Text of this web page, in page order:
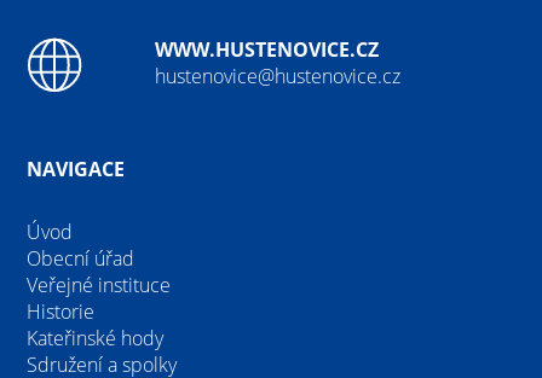
WWW.HUSTENOVICE.CZ
hustenovice@hustenovice.cz
NAVIGACE
Úvod
Obecní úřad
Veřejné instituce
Historie
Kateřinské hody
Sdružení a spolky